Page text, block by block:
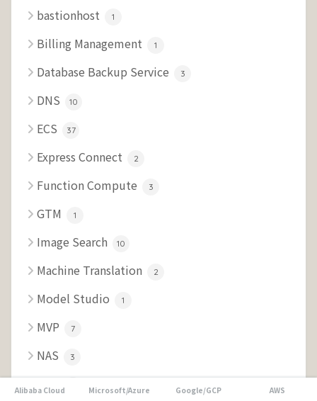
bastionhost 1
Billing Management 1
Database Backup Service 3
DNS 10
ECS 37
Express Connect 2
Function Compute 3
GTM 1
Image Search 10
Machine Translation 2
Model Studio 1
MVP 7
NAS 3
OSS
Alibaba Cloud Microsoft/Azure Google/GCP AWS